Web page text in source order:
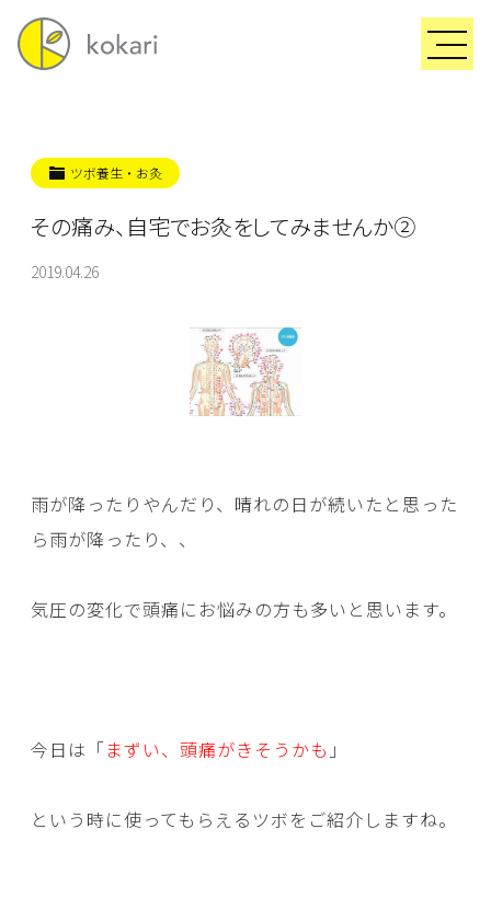
ツボ養生・お灸
その痛み、自宅でお灸をしてみませんか②
2019.04.26
雨が降ったりやんだり、晴れの日が続いたと思った
ら雨が降ったり、、
気圧の変化で頭痛にお悩みの方も多いと思います。
今日は「 まずい、頭痛がきそうかも 」
という時に使ってもらえるツボをご紹介しますね。